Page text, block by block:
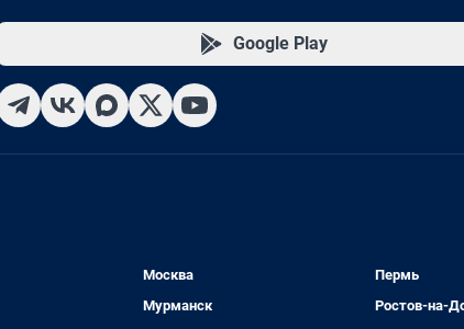
Google Play
Москва
Мурманск
Пермь
Ростов-на-